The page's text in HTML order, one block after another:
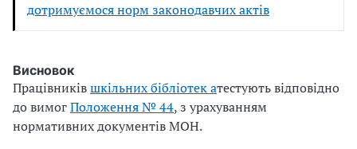
дотримуємося норм законодавчих актів
Висновок
Працівниківшкільних бібліотек атестують відповідно
до вимогПоложення№44, з урахуванням
нормативних документівМОН.